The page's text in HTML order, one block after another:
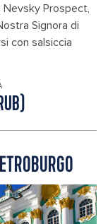
Prospect,
Signora di
con salsiccia